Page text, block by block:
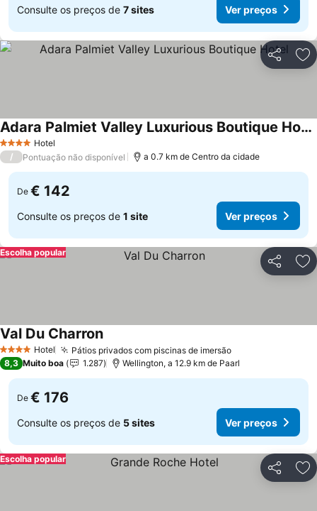
Consulte os preços de 7 sites Ver preços
Partilhar
4 EstrelasHotel
Adara Palmiet Valley Luxurious Boutique Hotel
Ver preços
/ Pontuação não disponível a 0.7 km de Centro da cidade
De € 142
Consulte os preços de 1 site Ver preços
Partilhar
Escolha popular
4 EstrelasHotel Pátios privados com piscinas de imersãoVer preços
Val Du CharronVer preços
8,3 Muito boa 1.287 Wellington, a 12.9 km de Paarl
De € 176
Consulte os preços de 5 sites Ver preços
Partilhar
Escolha popular